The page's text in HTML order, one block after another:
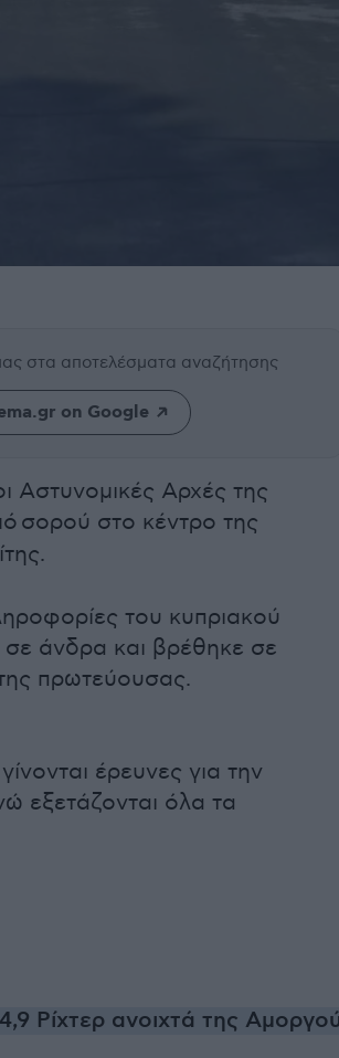
στα αποτελέσματα αναζήτησης
on Google
Αστυνομικές Αρχές της
σορού στο κέντρο της
του κυπριακού
άνδρα και βρέθηκε σε
πρωτεύουσας.
έρευνες για την
εξετάζονται όλα τα
Ρίχτερ ανοιχτά της